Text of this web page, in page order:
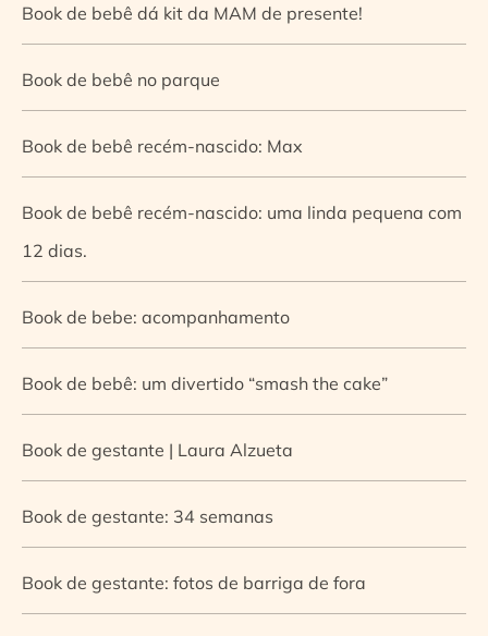
Book de bebê dá kit da MAM de presente!
Book de bebê no parque
Book de bebê recém-nascido: Max
Book de bebê recém-nascido: uma linda pequena com
12 dias.
Book de bebe: acompanhamento
Book de bebê: um divertido “smash the cake”
Book de gestante | Laura Alzueta
Book de gestante: 34 semanas
Book de gestante: fotos de barriga de fora